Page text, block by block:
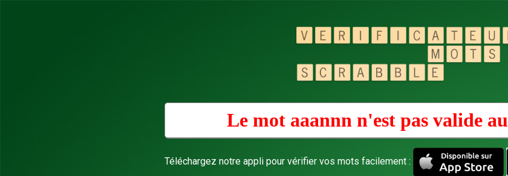
Le mot aaannn n'est pas valide au
Téléchargez notre appli pour vérifier vos mots facilement :